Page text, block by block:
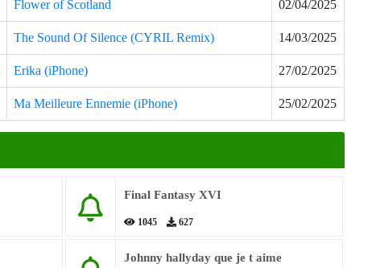
Flower of Scotland 02/04/2025
The Sound Of Silence (CYRIL Remix) 14/03/2025
Erika (iPhone) 27/02/2025
Ma Meilleure Ennemie (iPhone) 25/02/2025
Final Fantasy XVI
1045 627
Johnny hallyday que je t aime